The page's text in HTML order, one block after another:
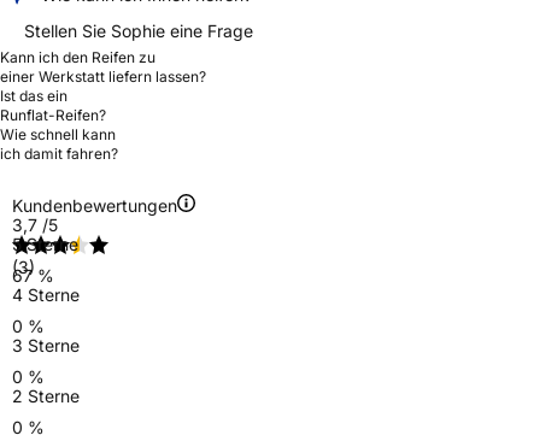
Stellen Sie Sophie eine Frage
Kann ich den Reifen zu
einer Werkstatt liefern lassen?
Ist das ein
Runflat-Reifen?
Wie schnell kann
ich damit fahren?
Kundenbewertungen
3,7 /5
(3)
5 Sterne
67 %
4 Sterne
0 %
3 Sterne
0 %
2 Sterne
0 %